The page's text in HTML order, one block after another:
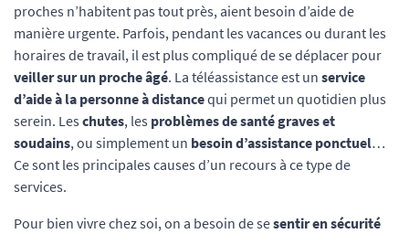
proches n’habitent pas tout près, aient besoin d’aide de
manière urgente. Parfois, pendant les vacances ou durant les
horaires de travail, il est plus compliqué de se déplacer pour
veiller sur un proche âgé. La téléassistance est un service
d’aide à la personne à distancequi permet un quotidien plus
serein. Les chutes, les problèmes de santé graves et
soudains, ou simplement un besoin d’assistance ponctuel…
Ce sont les principales causes d’un recours à ce type de
services.
Pour bien vivre chez soi, on a besoin de sesentir en sécurité